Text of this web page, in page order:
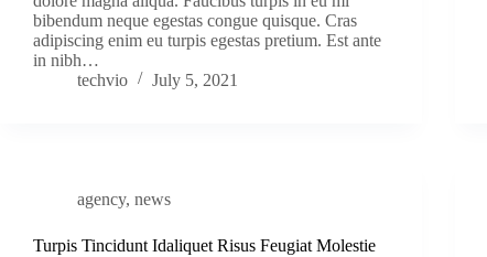
bibendum neque egestas congue quisque. Cras
adipiscing enim eu turpis egestas pretium. Est ante
in nibh…
techvio
July 5, 2021
agency, news
Turpis Tincidunt Idaliquet Risus Feugiat Molestie